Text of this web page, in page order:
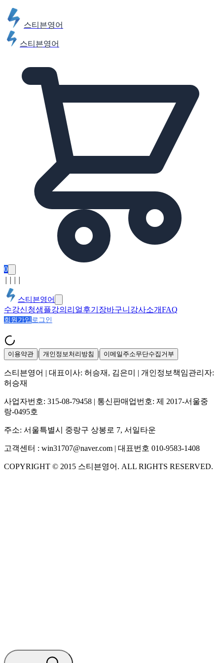
스티븐영어
스티븐영어
0
스티븐영어
수강신청샘플강의 리얼후기 장바구니 강사소개FAQ
회원가입 로그인
이용약관 | 개인정보처리방침 | 이메일주소무단수집거부
스티븐영어 | 대표이사: 허승재, 김은미
| 개인정보책임관리자:
허승재
사업자번호: 315-08-79458 | 통신판매업번호: 제 2017-서울중
랑-0495호
주소: 서울특별시 중랑구 상봉로 7, 서일타운
고객센터 : win31707@naver.com | 대표번호 010-9583-1408
COPYRIGHT © 2015 스티븐영어 . ALL RIGHTS RESERVED.